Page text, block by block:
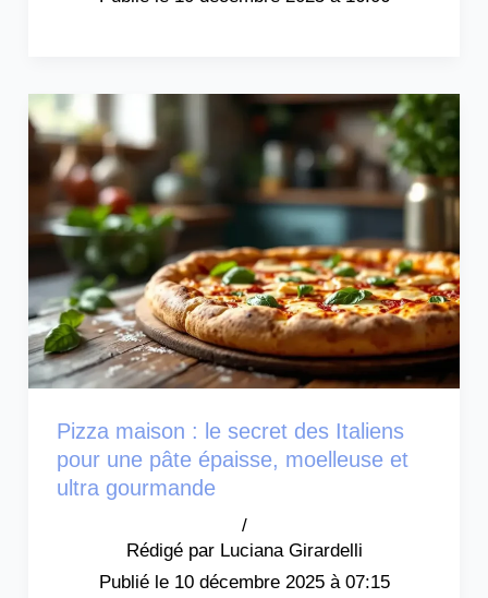
Pizza maison : le secret des Italiens
pour une pâte épaisse, moelleuse et
ultra gourmande
Luciana Girardelli
/
10 décembre 2025 à 07:15